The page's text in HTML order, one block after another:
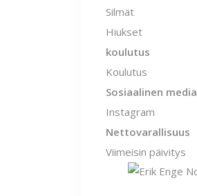
Silmät
Hiukset
koulutus
Koulutus
Sosiaalinen media
Instagram
Nettovarallisuus
Viimeisin päivitys